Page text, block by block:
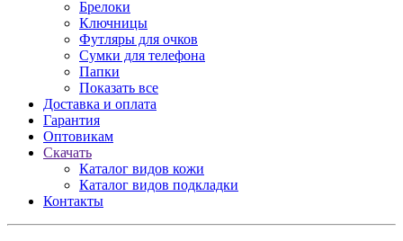
Брелоки
Ключницы
Футляры для очков
Сумки для телефона
Папки
Показать все
Доставка и оплата
Гарантия
Оптовикам
Скачать
Каталог видов кожи
Каталог видов подкладки
Контакты